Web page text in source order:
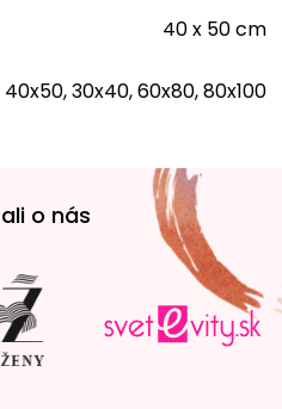
40 x 50 cm
40x50, 30x40, 60x80, 80x100
o nás